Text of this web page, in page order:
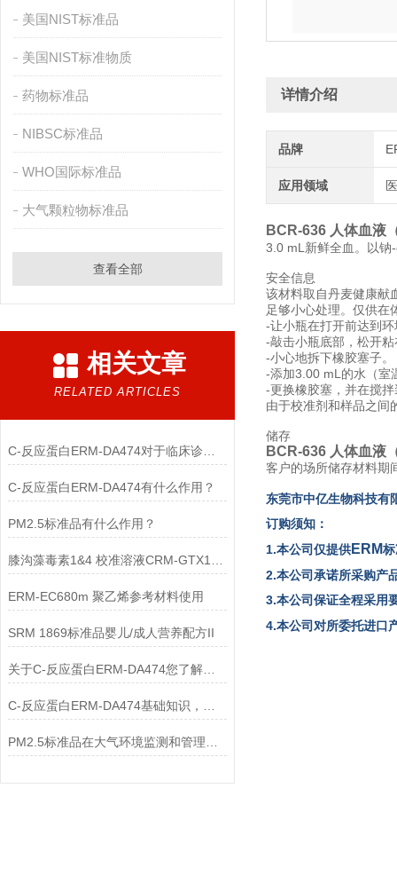
美国NIST标准品
美国NIST标准物质
药物标准品
NIBSC标准品
WHO国际标准品
大气颗粒物标准品
查看全部
相关文章
RELATED ARTICLES
C-反应蛋白ERM-DA474对于临床诊断至关重要
C-反应蛋白ERM-DA474有什么作用？
PM2.5标准品有什么作用？
ERM-EC680m 聚乙烯参考材料使用
SRM 1869标准品婴儿/成人营养配方II
关于C-反应蛋白ERM-DA474您了解多少？
详情介绍
品牌
应用领域
BCR-636 人体血液
3.0 mL新鲜全血。以钠
安全信息
该材料取自丹麦健康献
足够小心处理。仅供在
-让小瓶在打开前达到
-敲击小瓶底部，松开
-小心地拆下橡胶塞子。
-添加3.00 mL的水（室
-更换橡胶塞，并在搅
由于校准剂和样品之间
储存
BCR-636 人体血液
客户的场所储存材料期
东莞市中亿生物科技有
订购须知：
1.本公司仅提供ERM
2.本公司承诺所采购产
3.本公司保证全程采用
4.本公司对所委托进口